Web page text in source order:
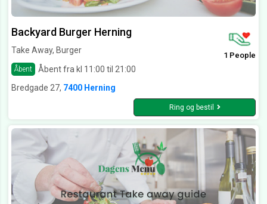
Backyard Burger Herning
Take Away, Burger
Åbent Åbent fra kl 11:00 til 21:00
1 People
Bredgade 27, 7400 Herning
Ring og bestil